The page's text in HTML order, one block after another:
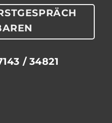
/ 34821